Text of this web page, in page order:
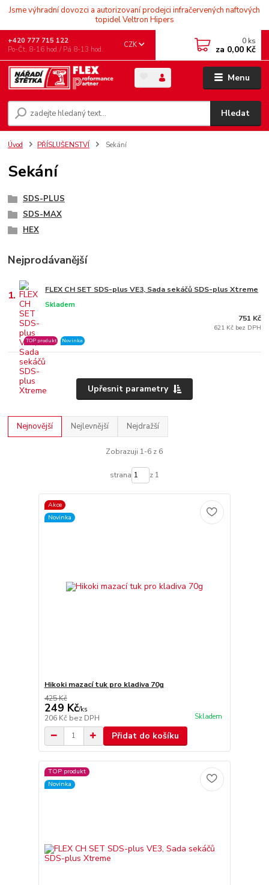
Jsme výhradní dovozci a autorizovaní prodejci infračervených naftových
topidel Veltron Hipers
Menu
CZK
Hledat
+420 777 715 122
Po-Čt, 8-16 hod./ Pá 8-13 hod.
0 ks
za 0,00 Kč
Úvod PŘÍSLUŠENSTVÍ Sekání
Sekání
SDS-PLUS
SDS-MAX
HEX
Nejprodávanější
1. FLEX CH SET SDS-plus VE3, Sada sekáčů SDS-plus Xtreme
Skladem
TOP produkt Novinka
751 Kč
621 Kč bez DPH
Upřesnit parametry
Nejnovější Nejlevnější Nejdražší
Zobrazuji 1-6 z 6
strana z 1
Akce
Novinka
Hikoki mazací tuk pro kladiva 70g
425 Kč
249 Kč/ks
206 Kč bez DPH Skladem
Přidat do košíku
TOP produkt
Novinka